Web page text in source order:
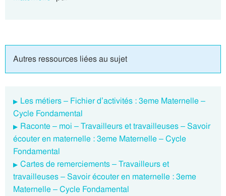
Autres ressources liées au sujet
Les métiers – Fichier d’activités : 3eme Maternelle –
Cycle Fondamental
Raconte – moi – Travailleurs et travailleuses – Savoir
écouter en maternelle : 3eme Maternelle – Cycle
Fondamental
Cartes de remerciements – Travailleurs et
travailleuses – Savoir écouter en maternelle : 3eme
Maternelle – Cycle Fondamental